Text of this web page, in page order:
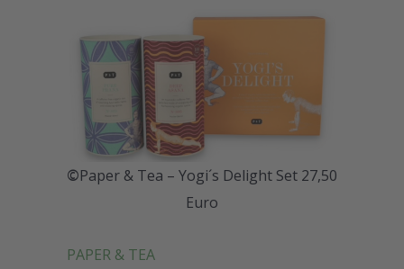
©Paper & Tea – Yogi´s Delight Set 27,50
Euro
PAPER & TEA